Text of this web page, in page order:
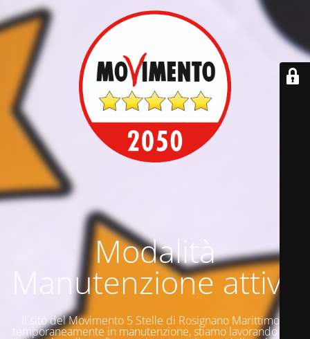
Modalità
Manutenzione attiva
Il sito del Movimento 5 Stelle di Rosignano Marittimo è
temporaneamente in manutenzione, stiamo lavorando per